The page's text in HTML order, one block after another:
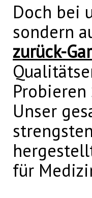
Doch bei
sondern
zurück-
Unser
für